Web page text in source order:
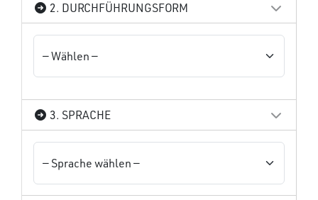
2. DURCHFÜHRUNGSFORM
3. SPRACHE